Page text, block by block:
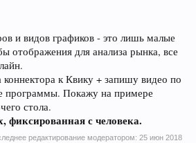
и видов графиков - это лишь малые
отображения для анализа рынка, все
коннектора к Квику + запишу видео по
программы. Покажу на примере
стола.
фиксированная с человека.
редактирование модератором: 25 июн 2018